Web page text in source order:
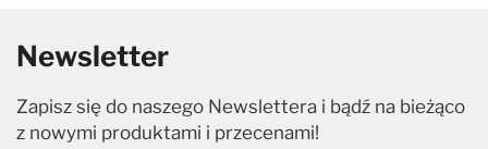
Newsletter
Zapisz się do naszego Newslettera i bądź na bieżąco
z nowymi produktami i przecenami!